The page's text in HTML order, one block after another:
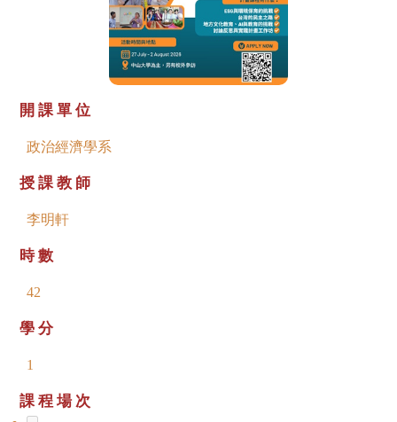
開課單位
政治經濟學系
授課教師
李明軒
時數
42
學分
1
課程場次